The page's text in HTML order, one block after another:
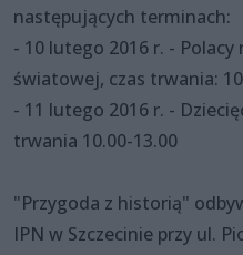
następujących terminach:
- 10 lutego 2016 r. -
światowej, czas trwania:
- 11 lutego 2016 r. -
trwania 10.00-13.00
"Przygoda z historią"
IPN w Szczecinie przy ul.